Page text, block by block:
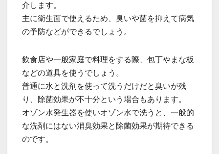
介します。
主に衛生面で使えるため、臭いや菌を抑えて病気
の予防などができるでしょう。
飲食店や一般家庭で料理をする際、包丁やまな板
などの道具を使うでしょう。
普通に水と洗剤を使って洗うだけだと臭いが残
り、除菌効果が不十分という場合もあります。
オゾン水発生器を使いオゾン水で洗うと、一般的
な洗剤にはない消臭効果と除菌効果が期待できる
のです。